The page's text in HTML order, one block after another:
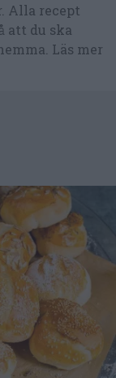
Alla recept
att du ska
Läs mer